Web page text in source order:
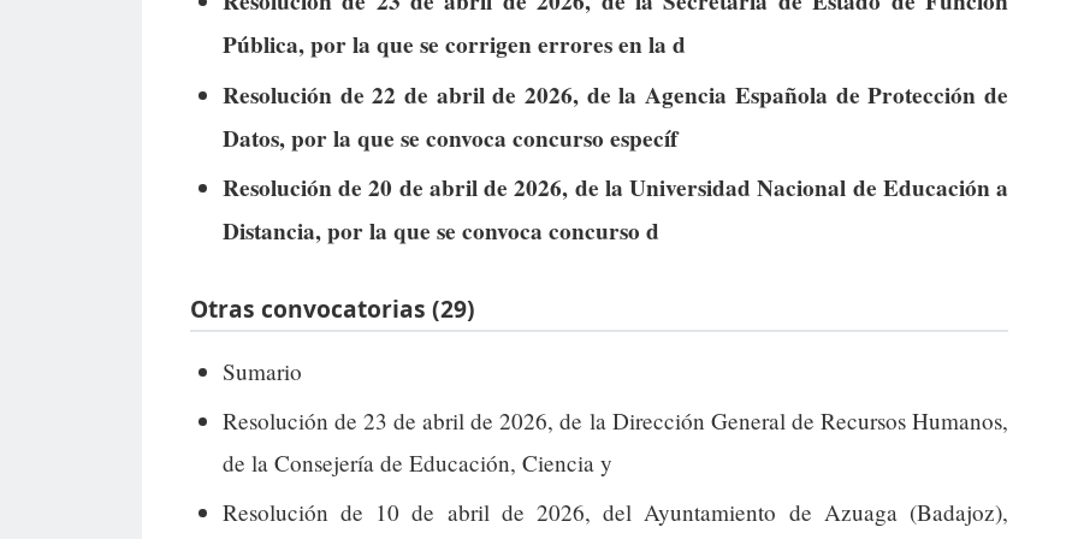
Pública, por la que se corrigen errores en la d
Resolución de 22 de abril de 2026, de la Agencia Española de Protección de
Datos, por la que se convoca concurso específ
Resolución de 20 de abril de 2026, de la Universidad Nacional de Educación a
Distancia, por la que se convoca concurso d
Otras convocatorias (29)
Sumario
Resolución de 23 de abril de 2026, de la Dirección General de Recursos Humanos,
de la Consejería de Educación, Ciencia y
Resolución de 10 de abril de 2026, del Ayuntamiento de Azuaga (Badajoz),